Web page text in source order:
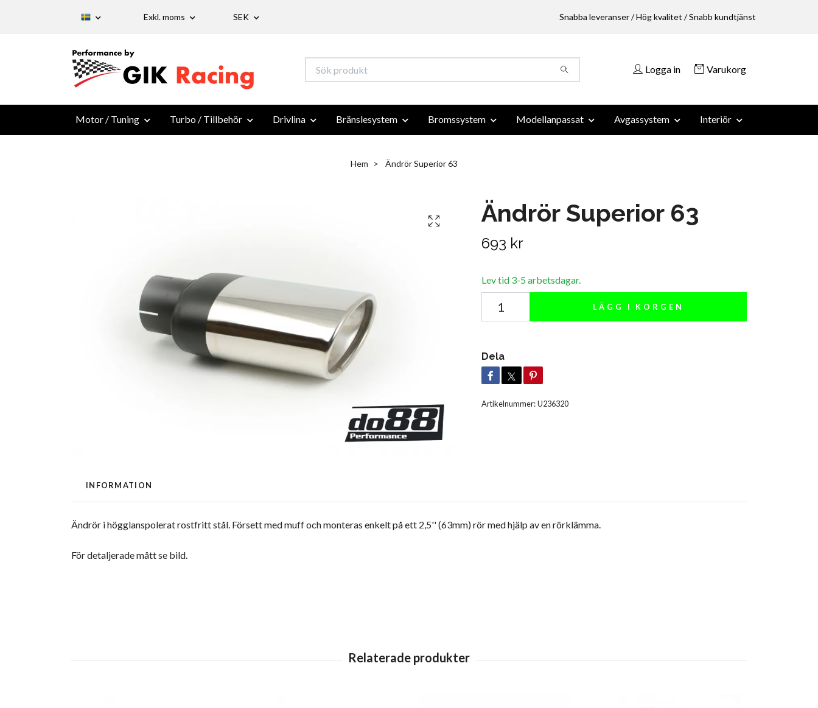
Exkl. moms SEK Snabba leveranser / Hög kvalitet / Snabb kundtjänst
Logga in Varukorg
Motor / Tuning Turbo / Tillbehör Drivlina Bränslesystem Bromssystem Modellanpassat Avgassystem Interiör
Hem Ändrör Superior 63
Ändrör Superior 63
693 kr
Lev tid 3-5 arbetsdagar.
LÄGG I KORGEN
Dela
Artikelnummer:U236320
INFORMATION
Ändrör i högglanspolerat rostfritt stål. Försett med muff och monteras enkelt på ett 2,5'' (63mm) rör med hjälp av en rörklämma.
För detaljerade mått se bild.